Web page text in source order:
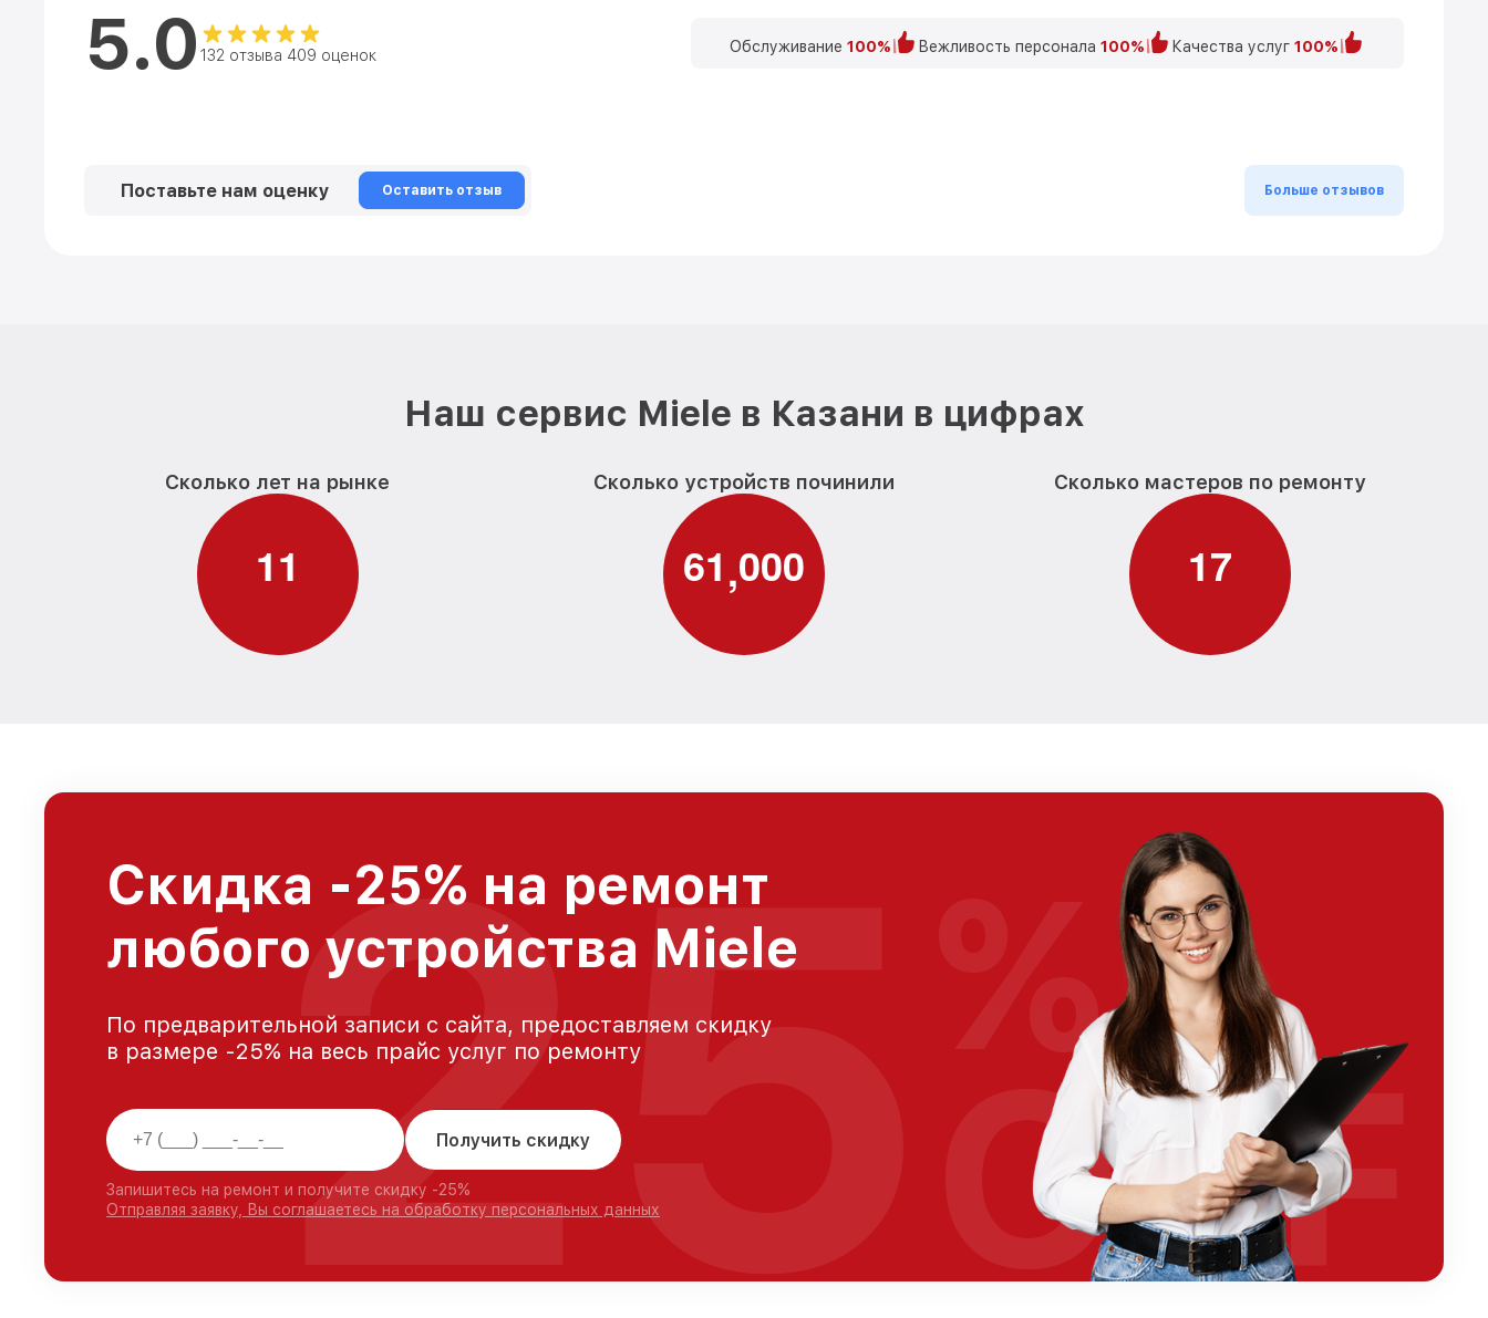
5.0 132 отзыва 409 оценок Обслуживание 100% Вежливость персонала 100% Качества услуг 100%
Поставьте нам оценку Оставить отзыв Больше отзывов
Наш сервис Miele в Казани в цифрах
Сколько лет на рынке
11
Сколько устройств починили
61,000
Сколько мастеров по ремонту
17
Скидка -25% на ремонт
любого устройства Miele
По предварительной записи с сайта, предоставляем скидку
в размере -25% на весь прайс услуг по ремонту
Получить скидку
Запишитесь на ремонт и получите скидку -25%
Отправляя заявку, Вы соглашаетесь на обработку персональных данных
25 %
OFF